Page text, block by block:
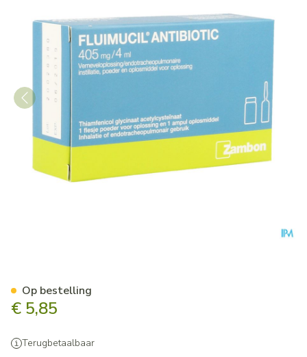
€ 5,85
Terugbetaalbaar
Op bestelling